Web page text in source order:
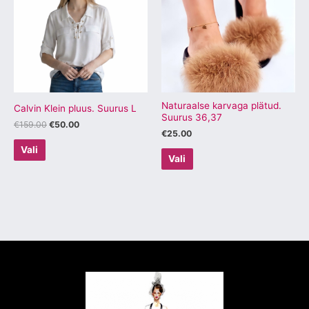
Calvin Klein pluus. Suurus L
€159.00 €50.00
Vali
mitu
varianti.
Valikuid
saab
teha
tootelehel.
Naturaalse karvaga plätud.
Suurus 36,37
€25.00
Vali
mitu
varianti.
Valikuid
saab
teha
tootelehel.